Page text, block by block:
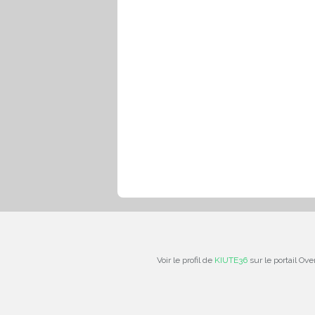
Voir le profil de KIUTE36 sur le portail